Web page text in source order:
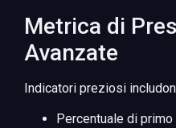
Metrica di
Avanzate
Indicatori preziosi
Percentuale di